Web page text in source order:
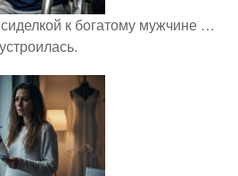
к богатому мужчине …
устроилась.